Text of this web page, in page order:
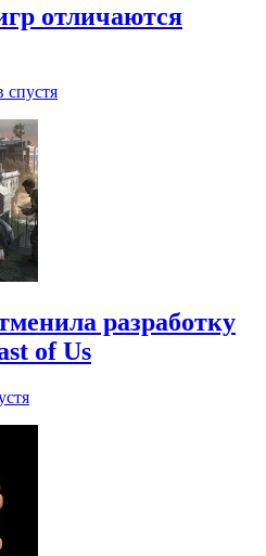
отличаются
спустя
разработку
of Us